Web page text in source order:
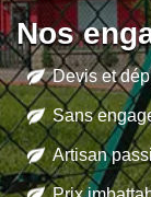
Nos
Devis et
Sans
Artisan